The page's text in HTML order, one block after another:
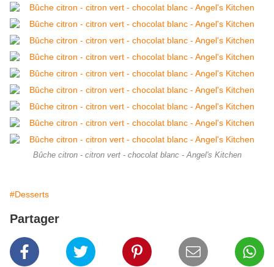
Bûche citron - citron vert - chocolat blanc - Angel's Kitchen
#Desserts
Partager